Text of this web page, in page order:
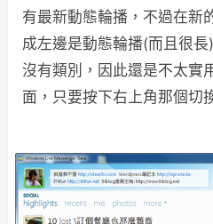
有最新動態輪播，不過在新
成左邊是動態輪播(而且很
沒有類別，因此還是不太實
面，只要按下右上角那個切